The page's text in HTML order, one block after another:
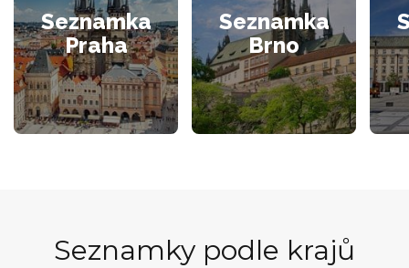
Seznamka
Praha
Seznamka
Brno
Seznamky podle krajů